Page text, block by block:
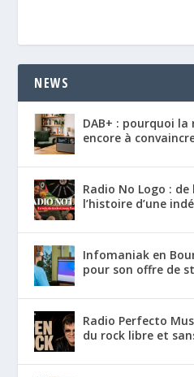
NEWS
DAB+ : pourquoi
encore à
Radio No Logo :
l’histoire d’une
Infomaniak en
pour son offre de
Radio Perfecto
du rock libre et